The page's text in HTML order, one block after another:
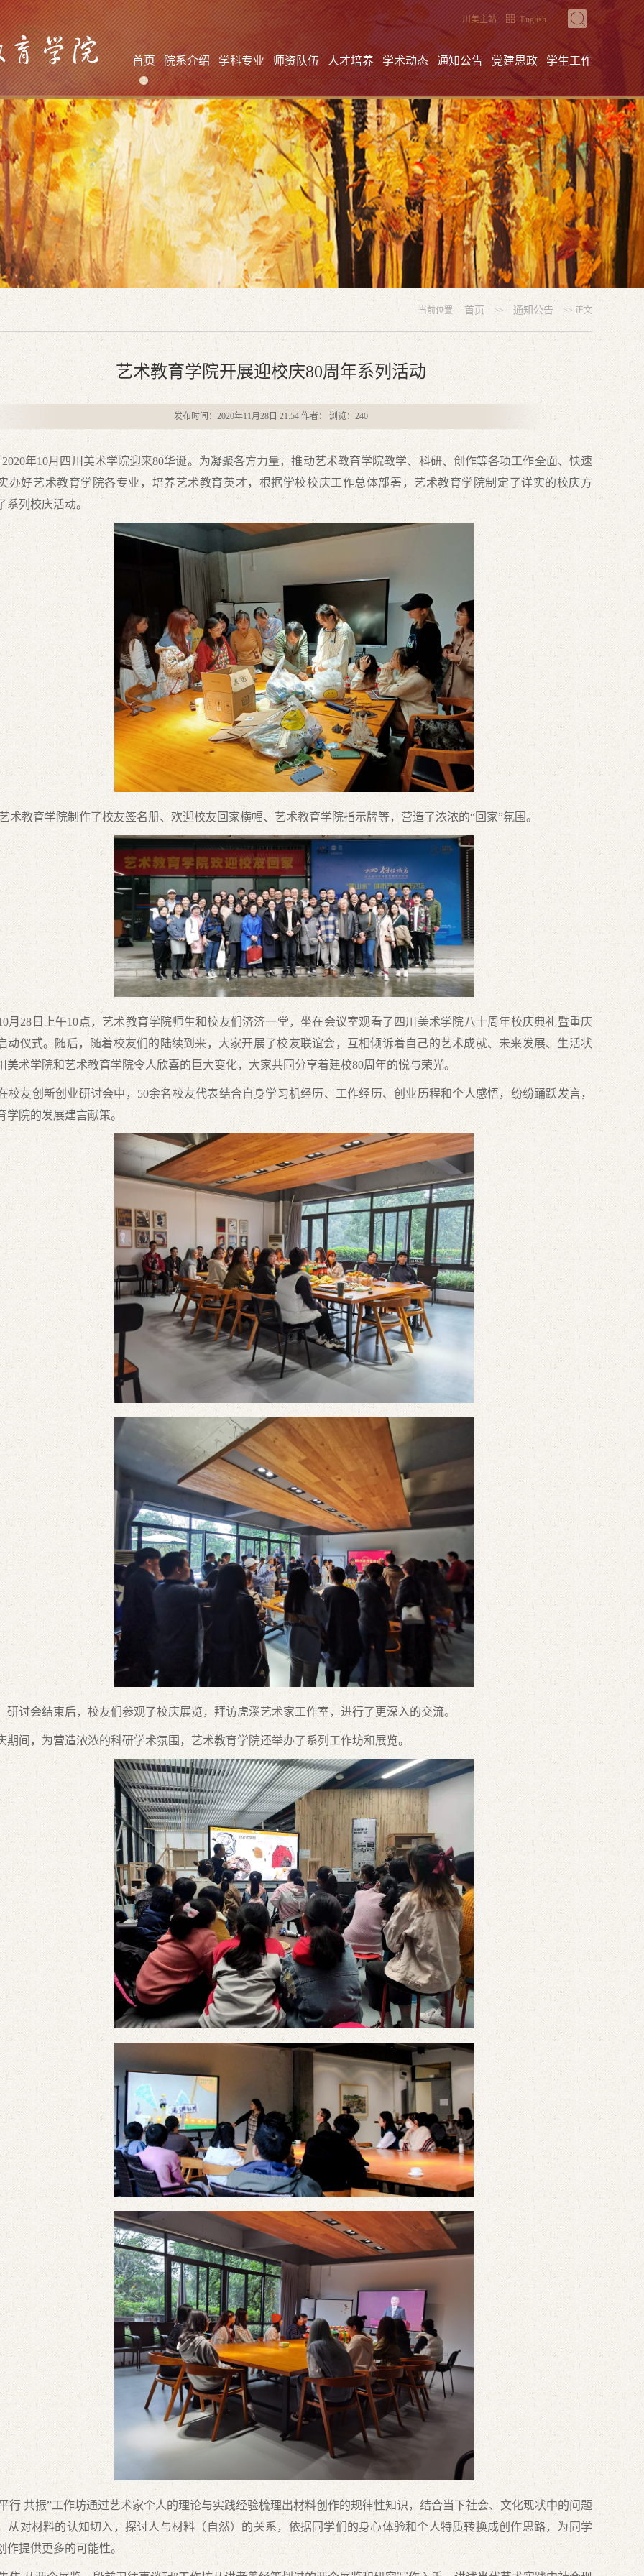
English
川美主站
首页 院系介绍 学科专业 师资队伍 人才培养 学术动态 通知公告 党建思政 学生工作
当前位置: 首页 >> 通知公告 >> 正文
艺术教育学院开展迎校庆80周年系列活动
发布时间：2020年11月28日 21:54 作者： 浏览： 240
10月四川美术学院迎来80华诞。为凝聚各方力量，推动艺术教育学院教学、科研、创作等各项工作全面、快速
办好艺术教育学院各专业，培养艺术教育英才，根据学校校庆工作总体部署，艺术教育学院制定了详实的校庆方
系列校庆活动。
育学院制作了校友签名册、欢迎校友回家横幅、艺术教育学院指示牌等，营造了浓浓的“回家”氛围。
日上午10点，艺术教育学院师生和校友们济济一堂，坐在会议室观看了四川美术学院八十周年校庆典礼暨重庆
动仪式。随后，随着校友们的陆续到来，大家开展了校友联谊会，互相倾诉着自己的艺术成就、未来发展、生活状
美术学院和艺术教育学院令人欣喜的巨大变化，大家共同分享着建校80周年的悦与荣光。
创新创业研讨会中，50余名校友代表结合自身学习机经历、工作经历、创业历程和个人感悟，纷纷踊跃发言，
学院的发展建言献策。
结束后，校友们参观了校庆展览，拜访虎溪艺术家工作室，进行了更深入的交流。
间，为营造浓浓的科研学术氛围，艺术教育学院还举办了系列工作坊和展览。
共振”工作坊通过艺术家个人的理论与实践经验梳理出材料创作的规律性知识，结合当下社会、文化现状中的问题
从对材料的认知切入，探讨人与材料（自然）的关系，依据同学们的身心体验和个人特质转换成创作思路，为同学
作提供更多的可能性。